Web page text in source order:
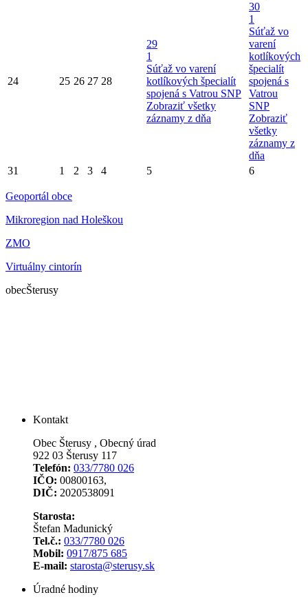
24 25 26 27 28
29
1
Súťaž vo varení
kotlíkových špecialít
spojená s Vatrou SNP
Zobraziť všetky
záznamy z dňa
30
1
Súťaž vo
varení
kotlíkových
špecialít
spojená s
Vatrou
SNP
Zobraziť
všetky
záznamy z
dňa
31
1 2 3 4 5 6
Geoportál obce
Mikroregion nad Holeškou
ZMO
Virtuálny cintorín
obecŠterusy
Kontakt
Obec Šterusy , Obecný úrad
922 03 Šterusy 117
Telefón: 033/7780 026
IČO: 00800163,
DIČ: 2020538091
Starosta:
Štefan Madunický
Tel.č.: 033/7780 026
Mobil: 0917/875 685
E-mail: starosta@sterusy.sk
Úradné hodiny